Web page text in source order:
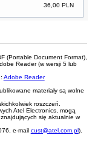
36,00 PLN
(Portable Document Format),
Reader (w wersji 5 lub
Adobe Reader
materiały są wolne
roszczeń.
Atel Electronics, mogą
się aktualnie w
e-mail cust@atel.com.pl).